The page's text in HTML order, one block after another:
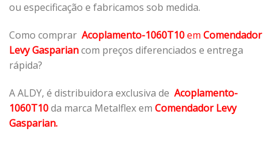
ou especificação e fabricamos sob medida.
Como comprar Acoplamento-1060T10em Comendador
Levy Gaspariancom preços diferenciados e entrega
rápida?
A ALDY, é distribuidora exclusiva de Acoplamento-
1060T10da marca Metalflex em Comendador Levy
Gasparian.